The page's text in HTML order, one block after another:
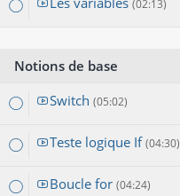
(02:13)
Notions de base
Switch (05:02)
Teste logique If(04:30)
Boucle for (04:24)